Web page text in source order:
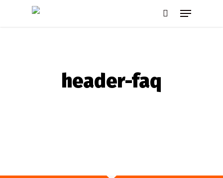
Menu
header-faq